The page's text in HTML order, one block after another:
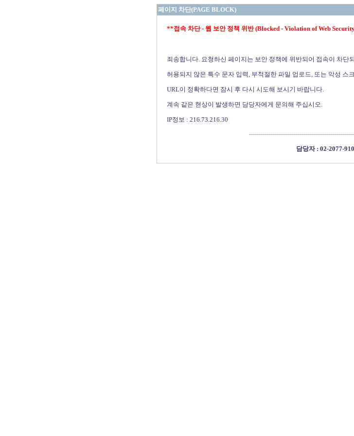
페이지 차단(PAGE BLOCK)
**접속 차단 - 웹 보안 정책 위반 (Blocked - Violation of Web
죄송합니다. 요청하신 페이지는 보안 정책에 위반되어 접속이 차단
허용되지 않은 특수 문자 입력, 부적절한 파일 업로드, 또는 악성 스
URL이 정확하다면 잠시 후 다시 시도해 보시기 바랍니다.
계속 같은 현상이 발생하면 담당자에게 문의해 주십시오.
IP정보 : 216.73.216.30
담당자 : 02-2077-